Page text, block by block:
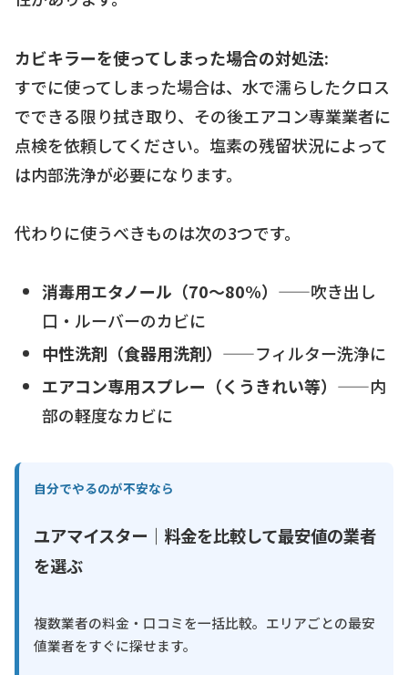
カビキラーを使ってしまった場合の対処法:
すでに使ってしまった場合は、水で濡らしたクロス
でできる限り拭き取り、その後エアコン専業業者に
点検を依頼してください。塩素の残留状況によって
は内部洗浄が必要になります。
代わりに使うべきものは次の3つです。
消毒用エタノール（70〜80%） ——吹き出し
口・ルーバーのカビに
中性洗剤（食器用洗剤） ——フィルター洗浄に
エアコン専用スプレー（くうきれい等） ——内
部の軽度なカビに
自分でやるのが不安なら
ユアマイスター｜料金を比較して最安値の業者
を選ぶ
複数業者の料金・口コミを一括比較。エリアごとの最安
値業者をすぐに探せます。